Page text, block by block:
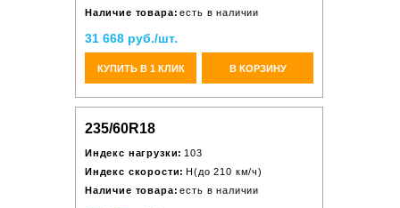
Наличие товара: есть в наличии
31 668 руб./шт.
КУПИТЬ В 1 КЛИК В КОРЗИНУ
235/60R18
Индекс нагрузки: 103
Индекс скорости: H(до 210 км/ч)
Наличие товара: есть в наличии